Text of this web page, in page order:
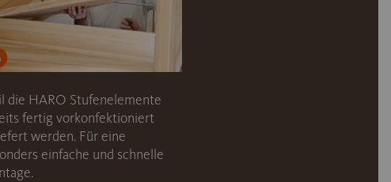
die HARO Stufenelemente
fertig vorkonfektioniert
werden. Für eine
einfache und schnelle